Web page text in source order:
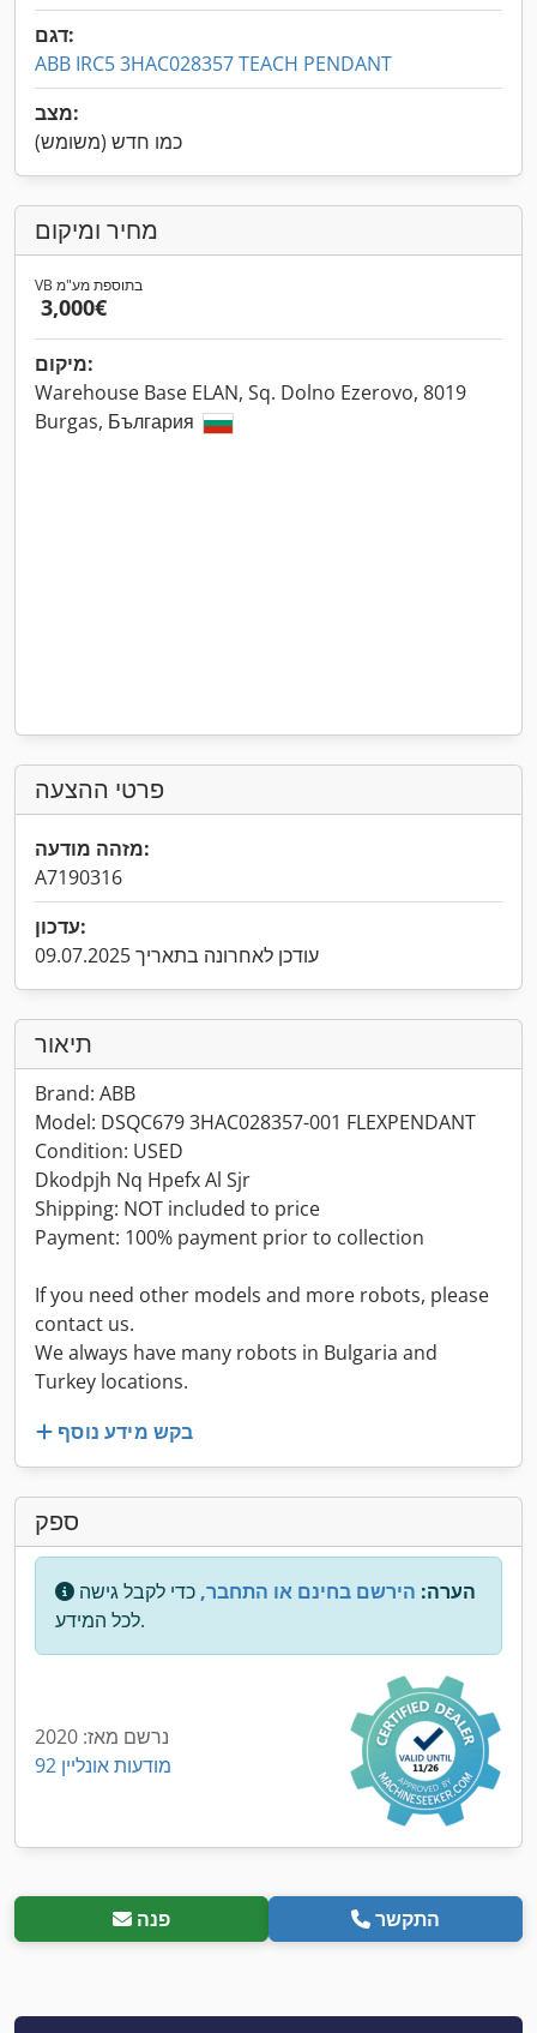
דגם:
ABB IRC5 3HAC028357 TEACH PENDANT
מצב:
כמו חדש (משומש)
מחיר ומיקום
VB בתוספת מע"מ
‏3,000 ‏€
מיקום:
Warehouse Base ELAN, Sq. Dolno Ezerovo, 8019
Burgas, България
פרטי ההצעה
מזהה מודעה:
A7190316
עדכון:
עודכן לאחרונה בתאריך 09.07.2025
תיאור
Brand: ABB
Model: DSQC679 3HAC028357-001 FLEXPENDANT
Condition: USED
Dkodpjh Nq Hpefx Al Sjr
Shipping: NOT included to price
Payment: 100% payment prior to collection
If you need other models and more robots, please
contact us.
We always have many robots in Bulgaria and
Turkey locations.
בקש מידע נוסף
ספק
הערה: הירשם בחינם או התחבר, כדי לקבל גישה
לכל המידע.
נרשם מאז: 2020
92 מודעות אונליין
פנה התקשר